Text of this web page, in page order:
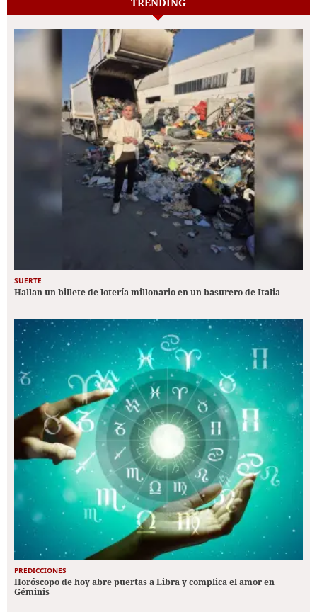
SUERTE
Hallan un billete de lotería millonario en un basurero de Italia
PREDICCIONES
Horóscopo de hoy abre puertas a Libra y complica el amor en
Géminis